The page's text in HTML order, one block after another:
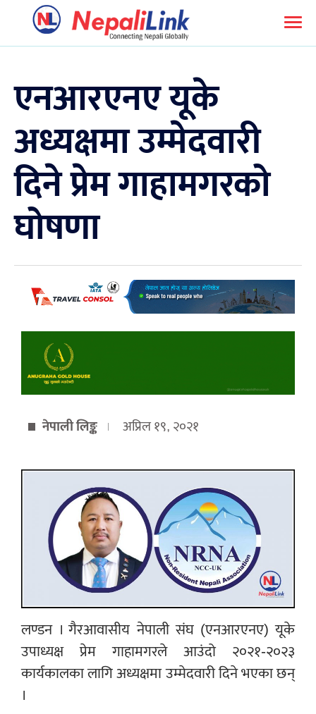
एनआरएनए यूके
अध्यक्षमा उम्मेदवारी
दिने प्रेम गाहामगरको
घोषणा
नेपाली लिङ्क अप्रिल १९, २०२१
लण्डन । गैरआवासीय नेपाली संघ (एनआरएनए) यूके
उपाध्यक्ष प्रेम गाहामगरले आउंदो २०२१-२०२३
कार्यकालका लागि अध्यक्षमा उम्मेदवारी दिने भएका छन्
।